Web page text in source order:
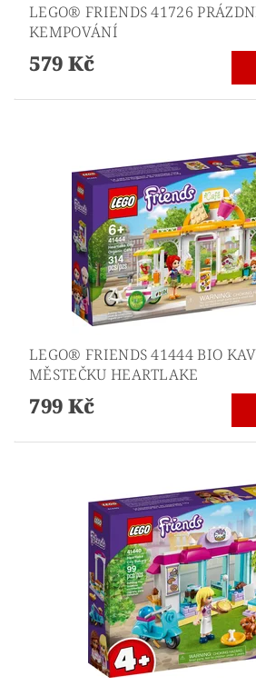
LEGO® FRIENDS 41726
KEMPOVÁNÍ
579 Kč
LEGO® FRIENDS 41444 BIO
MĚSTEČKU HEARTLAKE
799 Kč